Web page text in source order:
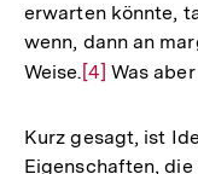
erwarten könnte,
wenn, dann an
Weise. Zur
der
Fußnote
[4] Was
Kurz gesagt, ist
Eigenschaften,